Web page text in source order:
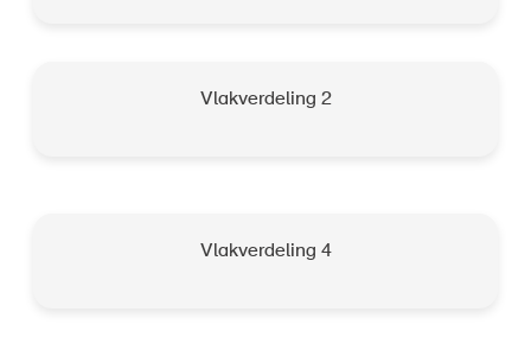
Vlakverdeling 2
Vlakverdeling 4